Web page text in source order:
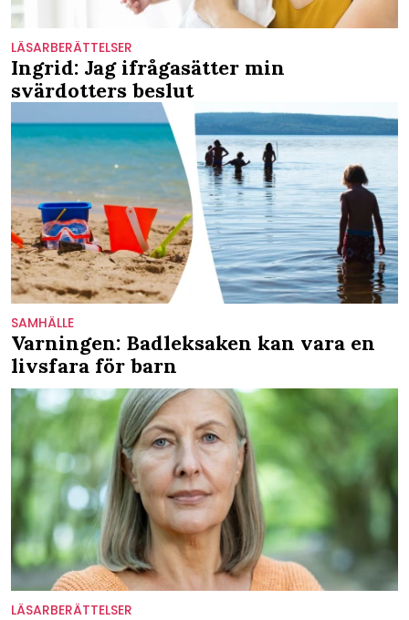
LÄSARBERÄTTELSER
Ingrid: Jag ifrågasätter min
svärdotters beslut
SAMHÄLLE
Varningen: Badleksaken kan vara en
livsfara för barn
LÄSARBERÄTTELSER